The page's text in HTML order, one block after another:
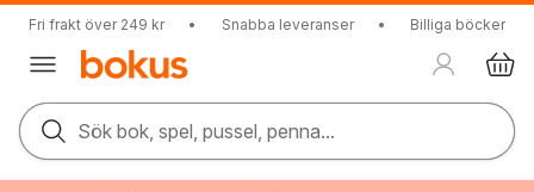
Fri frakt över 249 kr • Snabba leveranser • Billiga böcker
Sök bok, spel, pussel, penna...